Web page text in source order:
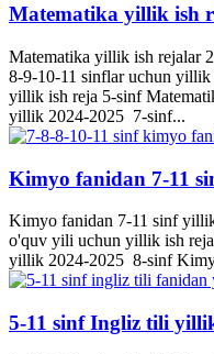
Matematika yillik ish
Matematika yillik ish rejalar
8-9-10-11 sinflar uchun
yillik ish reja 5-sinf
yillik 2024-2025 7-sinf...
Kimyo fanidan 7-11
Kimyo fanidan 7-11 sinf
o'quv yili uchun yillik ish
yillik 2024-2025 8-sinf
5-11 sinf Ingliz tili